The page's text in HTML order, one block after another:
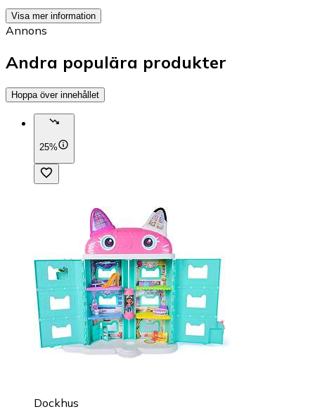
Visa mer information
Annons
Andra populära produkter
Hoppa över innehållet
25%
Dockhus